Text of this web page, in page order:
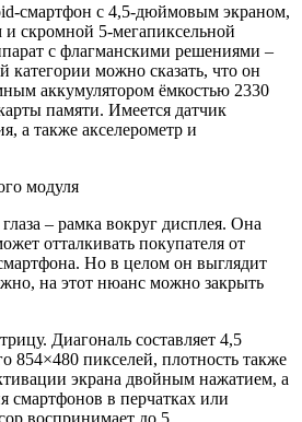
смартфон с 4,5-дюймовым экраном,
скромной 5-мегапиксельной
с флагманскими решениями –
категории можно сказать, что он
аккумулятором ёмкостью 2330
памяти. Имеется датчик
а также акселерометр и
модуля
– рамка вокруг дисплея. Она
отталкивать покупателя от
Но в целом он выглядит
на этот нюанс можно закрыть
Диагональ составляет 4,5
854×480 пикселей, плотность также
экрана двойным нажатием, а
смартфонов в перчатках или
воспринимает до 5